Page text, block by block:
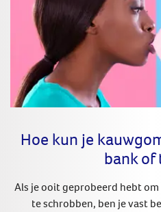
Hoe kun je
bank
Als je ooit geprobeerd hebt
te schrobben, ben je vast